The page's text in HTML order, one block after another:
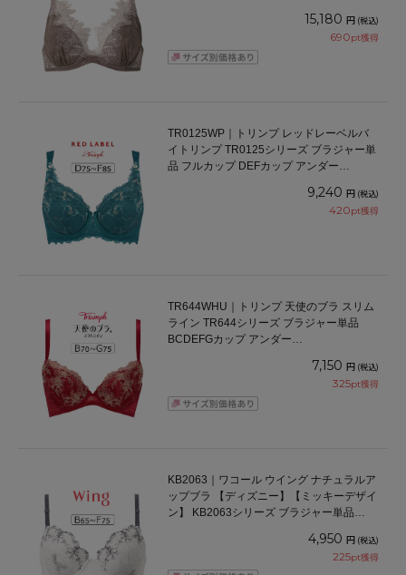
15,180 円 (税込)
690pt獲得
TR0125WP｜トリンプ レッドレーベルバ
イトリンプ TR0125シリーズ ブラジャー単
品 フルカップ DEFカップ アンダー
9,240 円 (税込)
420pt獲得
TR644WHU｜トリンプ 天使のブラ スリム
ライン TR644シリーズ ブラジャー単品
BCDEFGカップ アンダー
7,150 円 (税込)
325pt獲得
KB2063｜ワコール ウイング ナチュラルア
ップブラ 【ディズニー】【ミッキーデザイ
ン】 KB2063シリーズ ブラジャー単品
4,950 円 (税込)
225pt獲得